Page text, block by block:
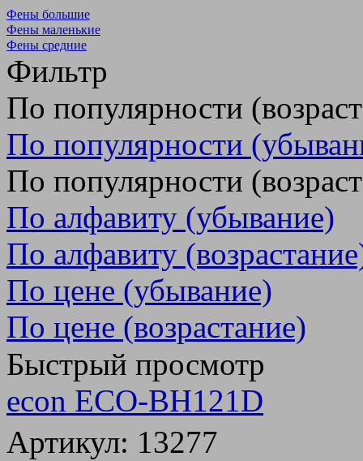
Фены большие
Фены маленькие
Фены средние
Фильтр
По популярности
По популярности
По популярности
По алфавиту (убывание)
По алфавиту
По цене (убывание)
По цене (возрастание)
Быстрый просмотр
econ ECO-BH121D
Артикул: 13277